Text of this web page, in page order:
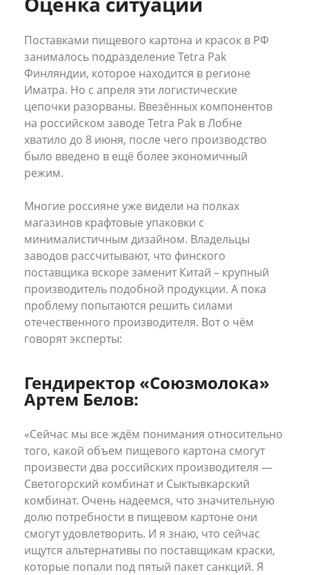
Поставками пищевого картона и красок в РФ
занималось подразделение Tetra Pak
Финляндии, которое находится в регионе
Иматра. Но с апреля эти логистические
цепочки разорваны. Ввезённых компонентов
на российском заводе Tetra Pak в Лобне
хватило до 8 июня, после чего производство
было введено в ещё более экономичный
режим.
Многие россияне уже видели на полках
магазинов крафтовые упаковки с
минималистичным дизайном. Владельцы
заводов рассчитывают, что финского
поставщика вскоре заменит Китай – крупный
производитель подобной продукции. А пока
проблему попытаются решить силами
отечественного производителя. Вот о чём
говорят эксперты:
Гендиректор «Союзмолока»
Артем Белов:
«Сейчас мы все ждём понимания относительно
того, какой объем пищевого картона смогут
произвести два российских производителя —
Светогорский комбинат и Сыктывкарский
комбинат. Очень надеемся, что значительную
долю потребности в пищевом картоне они
смогут удовлетворить. И я знаю, что сейчас
ищутся альтернативы по поставщикам краски,
которые попали под пятый пакет санкций. Я